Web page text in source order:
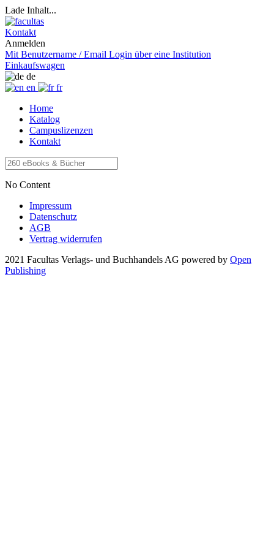
Lade Inhalt...
Kontakt
Anmelden
Mit Benutzername / Email Login über eine Institution
Einkaufswagen
de
en
fr
Home
Katalog
Campuslizenzen
Kontakt
No Content
Impressum
Datenschutz
AGB
Vertrag widerrufen
2021 Facultas Verlags- und Buchhandels AG powered by Open
Publishing